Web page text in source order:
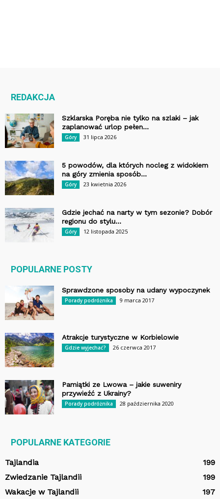
REDAKCJA
Szklarska Poręba nie tylko na szlaki – jak
zaplanować urlop pełen...
Góry 31 lipca 2026
5 powodów, dla których nocleg z widokiem
na góry zmienia sposób...
Góry 23 kwietnia 2026
Gdzie jechać na narty w tym sezonie? Dobór
regionu do stylu...
Góry 12 listopada 2025
POPULARNE POSTY
Sprawdzone sposoby na udany wypoczynek
Porady podróżnika 9 marca 2017
Atrakcje turystyczne w Korbielowie
Gdzie wyjechać? 26 czerwca 2017
Pamiątki ze Lwowa – jakie suweniry
przywieźć z Ukrainy?
Porady podróżnika 28 października 2020
POPULARNE KATEGORIE
Tajlandia
199
Zwiedzanie Tajlandii
199
Wakacje w Tajlandii
197